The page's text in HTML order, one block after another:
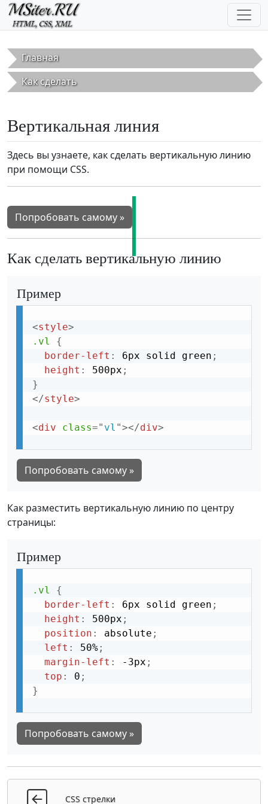
Перейти к основному содержанию
Главная
Как сделать
Вертикальная линия
Здесь вы узнаете, как сделать вертикальную линию
при помощи CSS.
Попробовать самому »
Как сделать вертикальную линию
Пример
<style>
.vl
{
border-left : 6px solid green ;
height : 500px ;
}
</style>
<div class=" vl "></div>
Попробовать самому »
Как разместить вертикальную линию по центру
страницы:
Пример
.vl
{
border-left : 6px solid green ;
height : 500px ;
position : absolute ;
left : 50%;
margin-left : -3px ;
top : 0 ;
}
Попробовать самому »
CSS стрелки